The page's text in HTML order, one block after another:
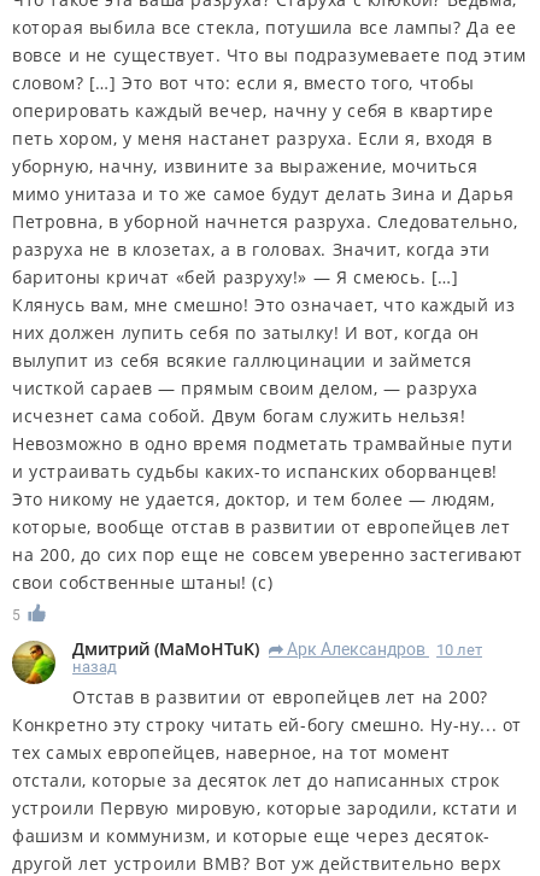
которая выбила все стекла, потушила все лампы? Да ее
вовсе и не существует. Что вы подразумеваете под этим
словом? […] Это вот что: если я, вместо того, чтобы
оперировать каждый вечер, начну у себя в квартире
петь хором, у меня настанет разруха. Если я, входя в
уборную, начну, извините за выражение, мочиться
мимо унитаза и то же самое будут делать Зина и Дарья
Петровна, в уборной начнется разруха. Следовательно,
разруха не в клозетах, а в головах. Значит, когда эти
баритоны кричат «бей разруху!» — Я смеюсь. […]
Клянусь вам, мне смешно! Это означает, что каждый из
них должен лупить себя по затылку! И вот, когда он
вылупит из себя всякие галлюцинации и займется
чисткой сараев — прямым своим делом, — разруха
исчезнет сама собой. Двум богам служить нельзя!
Невозможно в одно время подметать трамвайные пути
и устраивать судьбы каких-то испанских оборванцев!
Это никому не удается, доктор, и тем более — людям,
которые, вообще отстав в развитии от европейцев лет
на 200, до сих пор еще не совсем уверенно застегивают
свои собственные штаны! (с)
5
Дмитрий (MaMoHTuK) R Арк Александров
10 лет
назад
Отстав в развитии от европейцев лет на 200?
Конкретно эту строку читать ей-богу смешно. Ну-ну... от
тех самых европейцев, наверное, на тот момент
отстали, которые за десяток лет до написанных строк
устроили Первую мировую, которые зародили, кстати и
фашизм и коммунизм, и которые еще через десяток-
другой лет устроили ВМВ? Вот уж действительно верх